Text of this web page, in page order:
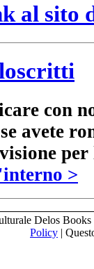
al sito
con
avete
>
Delos
Policy |